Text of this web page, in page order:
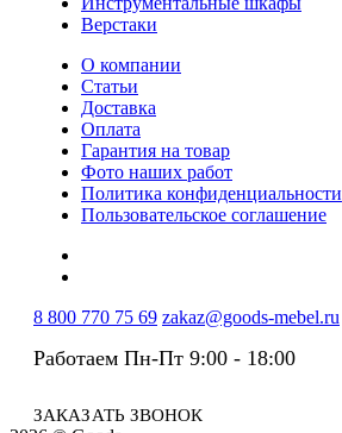
Верстаки
О компании
Статьи
Доставка
Оплата
Гарантия на товар
Фото наших работ
Политика конфиденциальности
Пользовательское соглашение
8 800 770 75 69 zakaz@goods-mebel.ru
Работаем Пн-Пт 9:00 - 18:00
ЗАКАЗАТЬ ЗВОНОК